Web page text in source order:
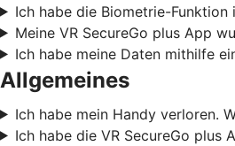
Ich habe die Biometrie-
Meine VR SecureGo plus App
Ich habe meine Daten mithilfe
Allgemeines
Ich habe mein Handy verloren.
Ich habe die VR SecureGo plus